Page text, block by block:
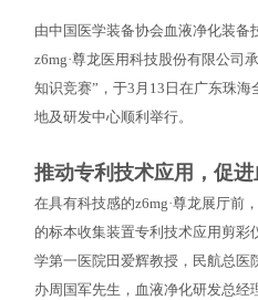
由中国医学装备协会血液净化装备
z6mg·尊龙医用科技股份有限公司
知识竞赛”，于3月13日在广东珠海
地及研发中心顺利举行。
推动专利技术应用，促
在具有科技感的z6mg·尊龙展厅前
的标本收集装置专利技术应用剪彩
学第一医院田爱辉教授，民航总医
办周国军先生，血液净化研发总经